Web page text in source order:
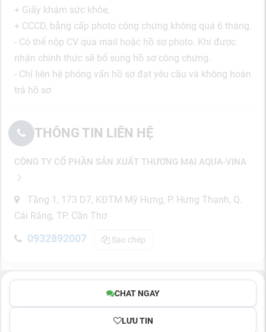
+ Giấy khám sức khỏe,
+ CCCD, bằng cấp photo công chứng không quá 6 tháng.
- Có thể nộp CV qua mail hoặc hồ sơ photo. Khi được
nhận chính thức sẽ bổ sung hồ sơ công chứng.
- Chỉ liên hệ phỏng vấn hồ sơ đạt yêu cầu và không hoàn
trả hồ sơ
THÔNG TIN LIÊN HỆ
CÔNG TY CỔ PHẦN SẢN XUẤT THƯƠNG MẠI AQUA-VINA
Tầng 1, 173 D7, KĐTM Mỹ Hưng, P. Hưng Thạnh, Q.
Cái Răng, TP. Cần Thơ
0932892007 Sao chép
CHAT NGAY
LƯU TIN